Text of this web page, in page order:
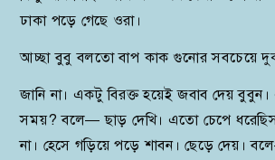
ঢাকা পড়ে গেছে ওরা।
আচ্ছা বুবু বলতো বাপ কাক গুনোর সবচেয়ে
জানি না। একটু বিরক্ত হয়েই জবাব দেয় বুবুন।
সময়? বলে— ছাড় দেখি। এতো চেপে
না। হেসে গড়িয়ে পড়ে শাবন। ছেড়ে দেয়।